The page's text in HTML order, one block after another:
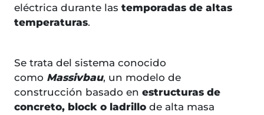
eléctrica durante las temporadas de altas
temperaturas.
Se trata del sistema conocido
como Massivbau, un modelo de
construcción basado en estructuras de
concreto, block o ladrillo de alta masa